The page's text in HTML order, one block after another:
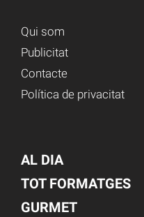
Qui som
Publicitat
Contacte
Política de privacitat
AL DIA
TOT FORMATGES
GURMET